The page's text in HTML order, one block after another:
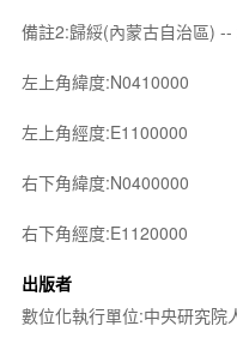
備註2:歸綏(內蒙古自治區)
左上角緯度:N0410000
左上角經度:E1100000
右下角緯度:N0400000
右下角經度:E1120000
出版者
數位化執行單位:中央研究院